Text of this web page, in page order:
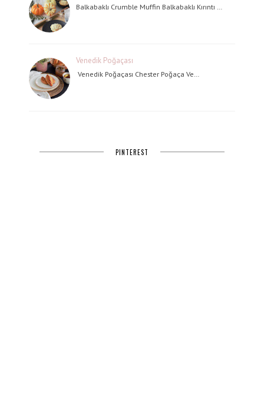
Balkabaklı Crumble Muffin Balkabaklı Kırıntı …
Venedik Poğaçası
Venedik Poğaçası Chester Poğaça Ve…
PINTEREST